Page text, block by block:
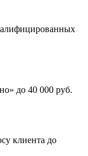
до 40 000 руб.
клиента до